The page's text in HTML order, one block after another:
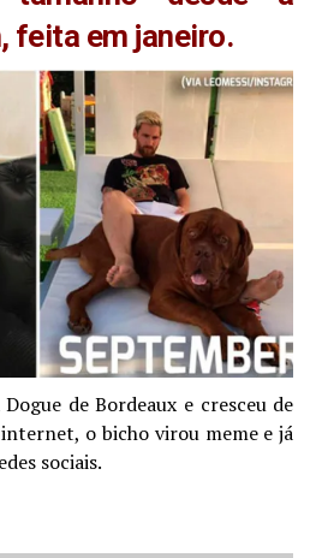
feita em janeiro.
de Bordeaux e cresceu de
o bicho virou meme e já
sociais.